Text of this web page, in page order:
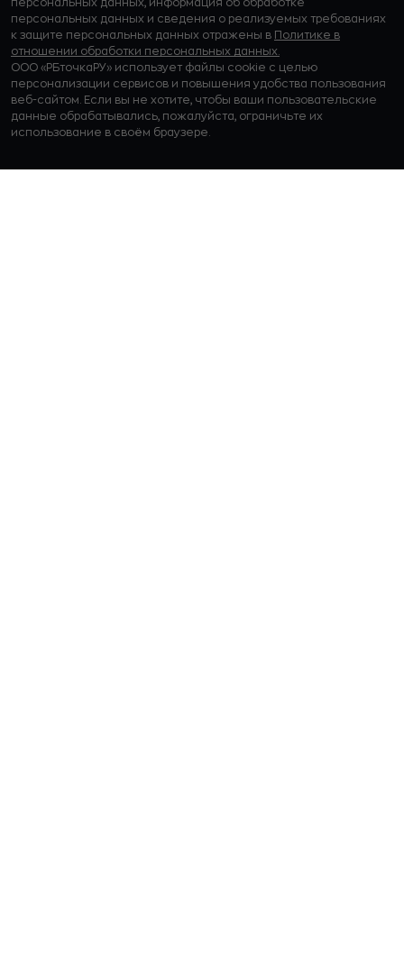
персональных данных, информация об обработке
персональных данных и сведения о реализуемых требованиях
к защите персональных данных отражены в Политике в
отношении обработки персональных данных.
ООО «РБточкаРУ» использует файлы cookie с целью
персонализации сервисов и повышения удобства пользования
веб-сайтом. Если вы не хотите, чтобы ваши пользовательские
данные обрабатывались, пожалуйста, ограничьте их
использование в своём браузере.